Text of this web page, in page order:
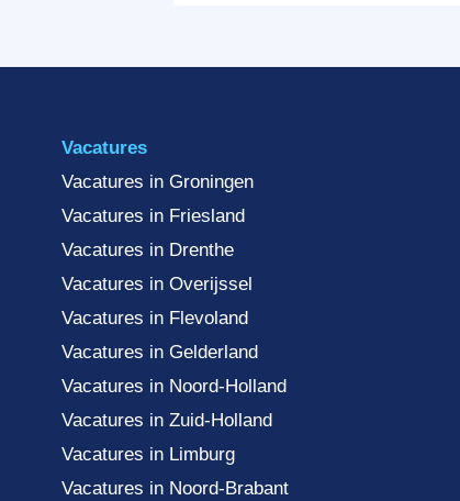
Vacatures
Vacatures in Groningen
Vacatures in Friesland
Vacatures in Drenthe
Vacatures in Overijssel
Vacatures in Flevoland
Vacatures in Gelderland
Vacatures in Noord-Holland
Vacatures in Zuid-Holland
Vacatures in Limburg
Vacatures in Noord-Brabant